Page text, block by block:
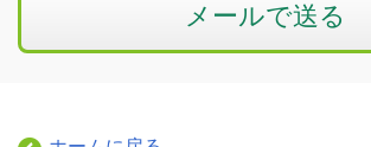
メールで送る